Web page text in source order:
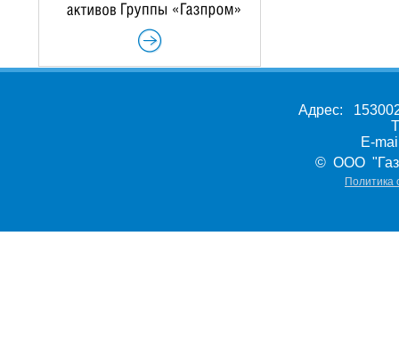
Адрес:
E-
© ООО
Политика